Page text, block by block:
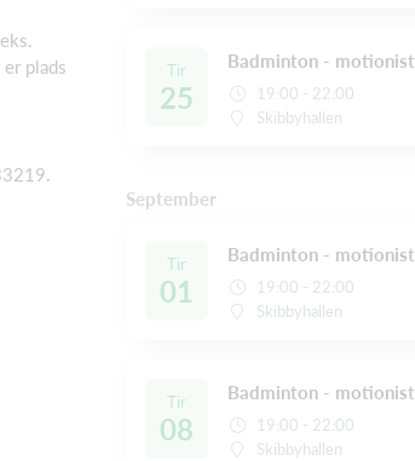
plads
Tir
25
Badminton - motionist
19:00 - 22:00
Skibbyhallen
September
Tir
01
Badminton - motionist
19:00 - 22:00
Skibbyhallen
Tir
08
Badminton - motionist
19:00 - 22:00
Skibbyhallen